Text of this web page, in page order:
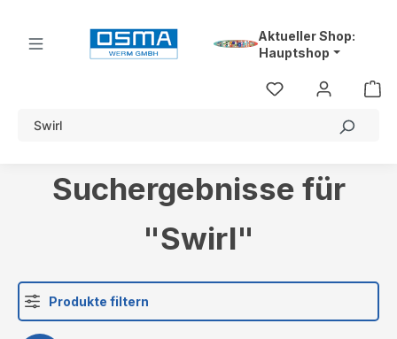
Aktueller Shop:
Hauptshop
Suchergebnisse für
"Swirl"
Produkte filtern